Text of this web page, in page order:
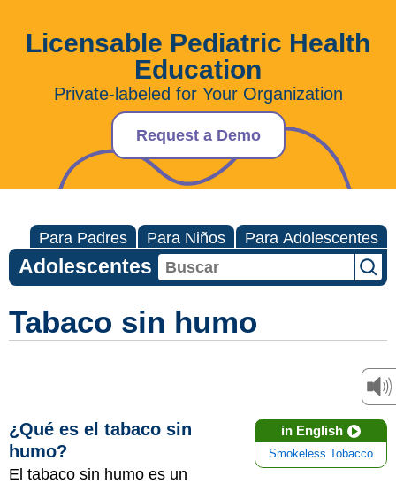
Licensable Pediatric Health
Education
Private-labeled for Your Organization
Request a Demo
Para Padres Para Niños Para Adolescentes
Adolescentes
Tabaco sin humo
in English
Smokeless Tobacco
¿Qué es el tabaco sin
humo?
El tabaco sin humo es un